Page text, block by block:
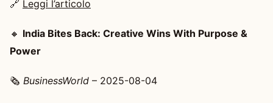
🔗 Leggi l’articolo
🔸 India Bites Back: Creative Wins With Purpose &
Power
🗞️ BusinessWorld – 2025-08-04